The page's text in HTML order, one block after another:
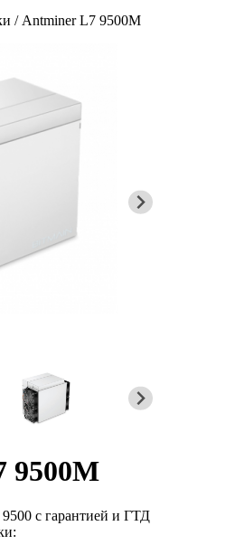
/ Antminer L7 9500M
9500M
с гарантией и ГТД